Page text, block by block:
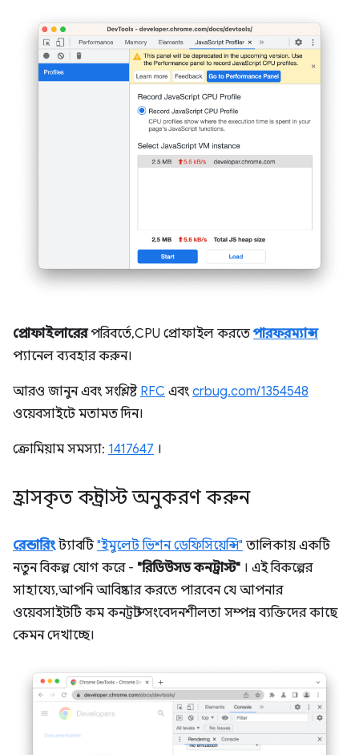
প্রোফাইলারেরপরিবর্তে, CPU প্রোফাইল করতে পারফরম্যান্স
প্যানেল ব্যবহার করুন।
আরও জানুন এবং সংশ্লিষ্ট RFC এবং crbug.com/1354548
ওয়েবসাইটে মতামত দিন।
ক্রোমিয়াম সমস্যা: 1417647 ।
হ্রাসকৃত কন্ট্রাস্ট অনুকরণ করুন
রেন্ডারিংট্যাবটি"ইমুলেট ভিশন ডেফিসিয়েন্সি" তালিকায় একটি
নতুন বিকল্প যোগ করে - "রিডিউসড কনট্রাস্ট" । এই বিকল্পের
সাহায্যে, আপনি আবিষ্কার করতে পারবেন যে আপনার
ওয়েবসাইটটি কম কনট্রাস্ট সংবেদনশীলতা সম্পন্ন ব্যক্তিদের কাছে
কেমন দেখাচ্ছে।